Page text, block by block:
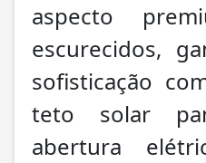
aspecto
escurecidos,
sofisticação
teto solar
abertura